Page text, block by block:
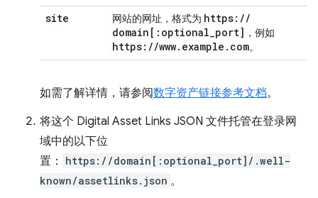
site 网站的网址，格式为 https: //
domain [: optional_port] ，例如
https: //www. example . com。
如需了解详情，请参阅数字资产链接参考文档。
将这个 Digital Asset Links JSON 文件托管在登录网
域中的以下位
置：
https://domain[:optional_port]/.well-
known/assetlinks.json 。